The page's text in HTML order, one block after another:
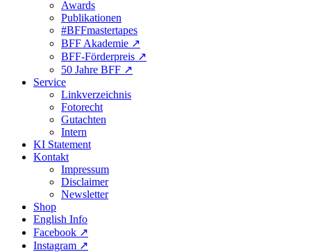
Awards
Publikationen
#BFFmastertapes
BFF Akademie ↗︎
BFF-Förderpreis ↗︎
50 Jahre BFF ↗︎
Service
Linkverzeichnis
Fotorecht
Gutachten
Intern
KI Statement
Kontakt
Impressum
Disclaimer
Newsletter
Shop
English Info
Facebook ↗︎
Instagram ↗︎